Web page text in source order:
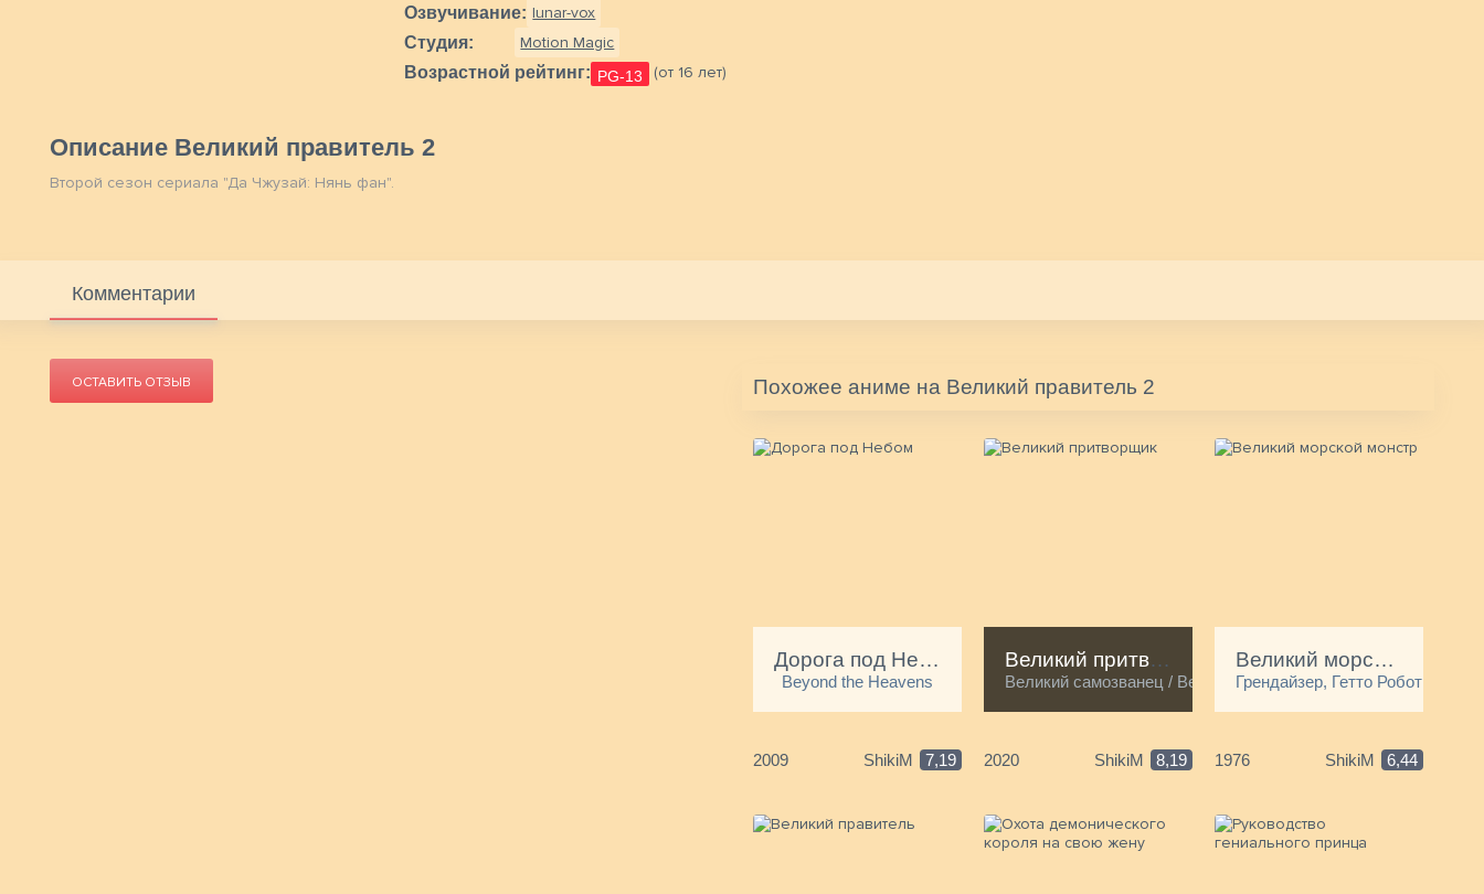
Озвучивание: lunar-vox
Студия:
Motion Magic
Возрастной рейтинг: PG-13 (от 16 лет)
Описание Великий правитель 2
Второй сезон сериала "Да Чжузай: Нянь фан".
Комментарии
ОСТАВИТЬ ОТЗЫВ Похожее аниме на Великий правитель 2
Дорога под Небом
Beyond the Heavens
2009 ShikiM 7,19
Великий притворщик
Великий самозванец / Великий аферист
2020 ShikiM 8,19
Великий морской монстр
Грендайзер, Гетто Робот Джи и
1976 ShikiM 6,44